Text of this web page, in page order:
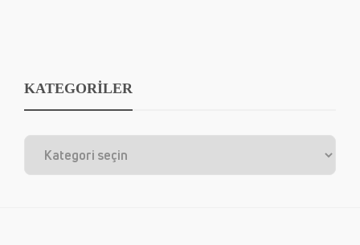
KATEGORİLER